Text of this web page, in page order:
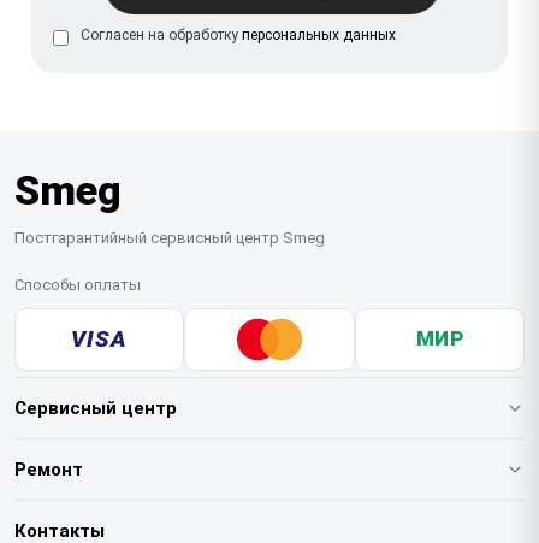
Согласен на обработку персональных данных
Smeg
Постгарантийный сервисный центр Smeg
Способы оплаты
VISA МИР
Сервисный центр
О нашем сервисе
Ремонт
Кофемашин
Контакты